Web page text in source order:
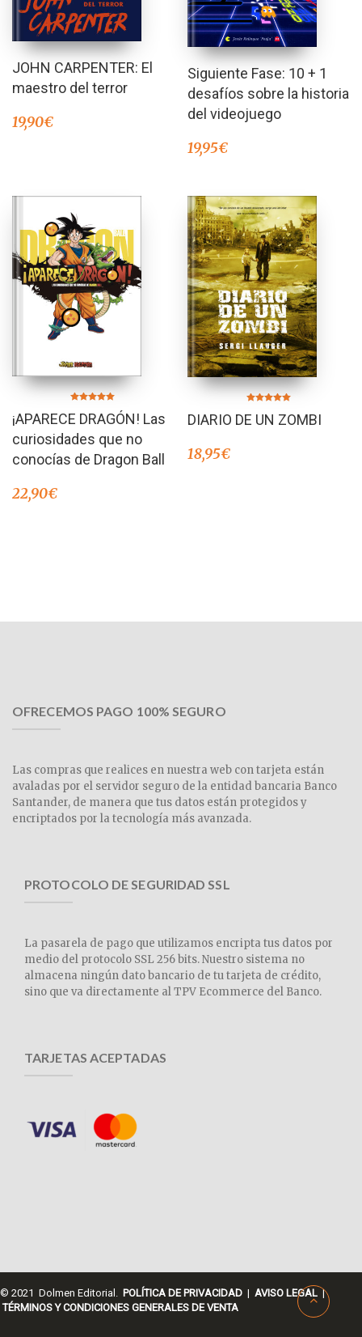
JOHN CARPENTER: El
maestro del terror
19,90€
Siguiente Fase: 10 + 1
desafíos sobre la historia
del videojuego
19,95€
5.00
de 5
¡APARECE DRAGÓN! Las
curiosidades que no
conocías de Dragon Ball
22,90€
5.00
de 5
DIARIO DE UN ZOMBI
18,95€
OFRECEMOS PAGO 100% SEGURO
Las compras que realices en nuestra web con tarjeta están
avaladas por el servidor seguro de la entidad bancaria Banco
Santander, de manera que tus datos están protegidos y
encriptados por la tecnología más avanzada.
PROTOCOLO DE SEGURIDAD SSL
La pasarela de pago que utilizamos encripta tus datos por
medio del protocolo SSL 256 bits. Nuestro sistema no
almacena ningún dato bancario de tu tarjeta de crédito,
sino que va directamente al TPV Ecommerce del Banco.
TARJETAS ACEPTADAS
© 2021 Dolmen Editorial. POLÍTICA DE PRIVACIDAD | AVISO LEGAL |
TÉRMINOS Y CONDICIONES GENERALES DE VENTA